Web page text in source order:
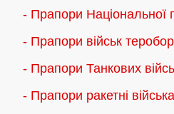
- Прапори Національної
- Прапори військ
- Прапори Танкових
- Прапори ракетні